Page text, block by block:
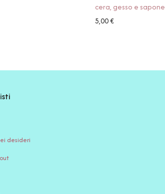
cera, gesso e sapone
5,00€
desideri